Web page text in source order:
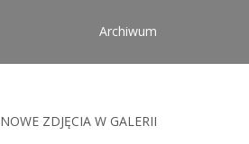
Archiwum
NOWE ZDJĘCIA W GALERII